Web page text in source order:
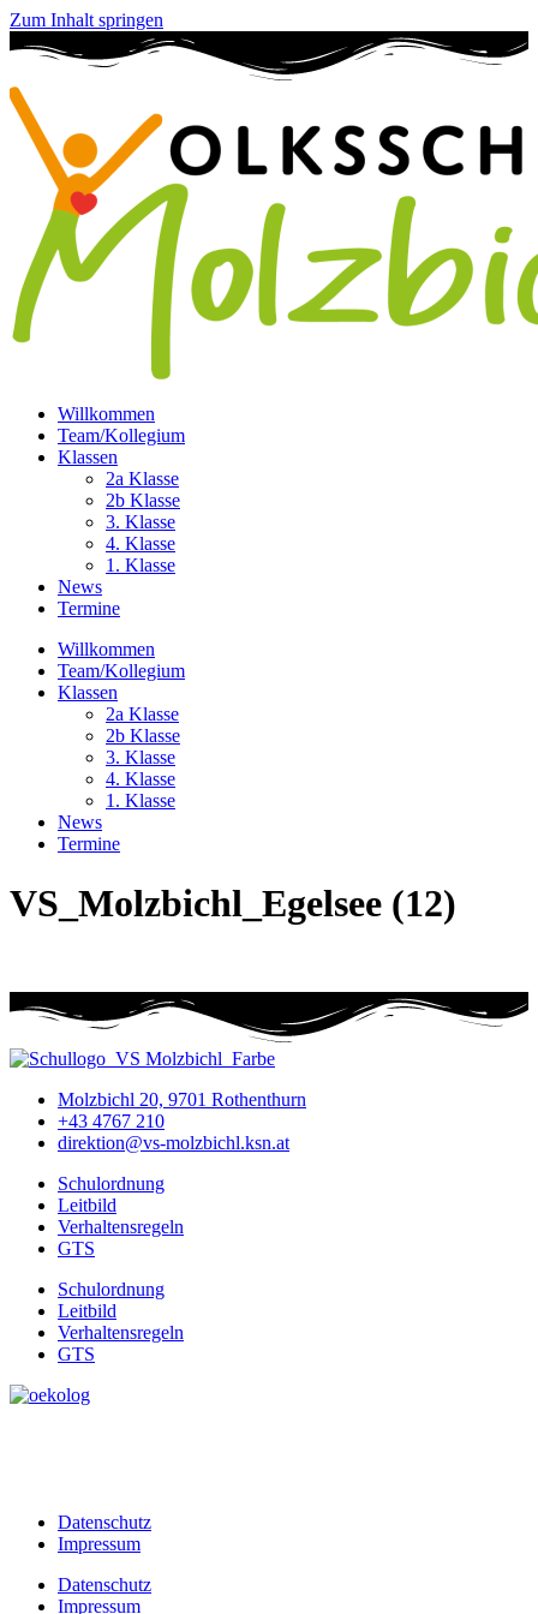
Zum Inhalt springen
Willkommen
Team/Kollegium
Klassen
2a Klasse
2b Klasse
3. Klasse
4. Klasse
1. Klasse
News
Termine
Willkommen
Team/Kollegium
Klassen
2a Klasse
2b Klasse
3. Klasse
4. Klasse
1. Klasse
News
Termine
VS_Molzbichl_Egelsee (12)
Molzbichl 20, 9701 Rothenthurn
+43 4767 210
direktion@vs-molzbichl.ksn.at
Schulordnung
Leitbild
Verhaltensregeln
GTS
Schulordnung
Leitbild
Verhaltensregeln
GTS
Datenschutz
Impressum
Datenschutz
Impressum